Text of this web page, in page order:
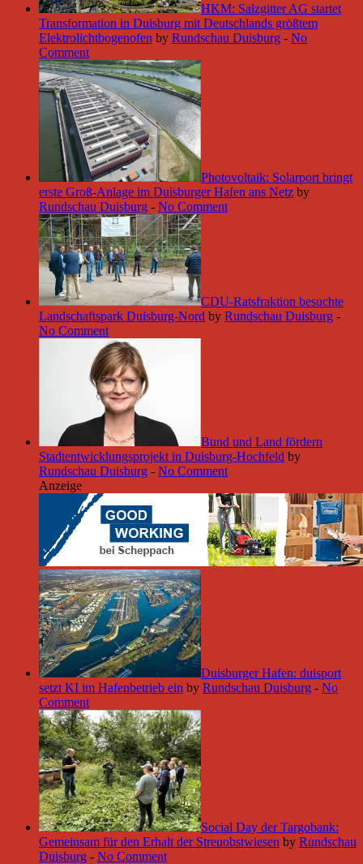
HKM: Salzgitter AG startet
Transformation in Duisburg mit Deutschlands größtem
Elektrolichtbogenofen by Rundschau Duisburg - No
Comment
Photovoltaik: Solarport bringt
erste Groß-Anlage im Duisburger Hafen ans Netz by
Rundschau Duisburg - No Comment
CDU-Ratsfraktion besuchte
Landschaftspark Duisburg-Nord by Rundschau Duisburg -
No Comment
Bund und Land fördern
Stadtentwicklungsprojekt in Duisburg-Hochfeld by
Rundschau Duisburg - No Comment
Anzeige
Duisburger Hafen: duisport
setzt KI im Hafenbetrieb ein by Rundschau Duisburg - No
Comment
Social Day der Targobank:
Gemeinsam für den Erhalt der Streuobstwiesen by Rundschau
Duisburg - No Comment